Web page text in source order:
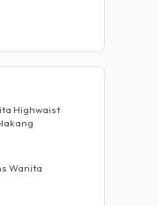
Highwaist
Wanita